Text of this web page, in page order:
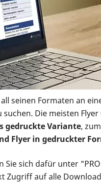
an
bzw. herunterladen
für blinde und
seinen Formaten an
Die meisten
gedruckte Variante,
Flyer in gedruckter
Sie sich dafür unter
Zugriff auf alle